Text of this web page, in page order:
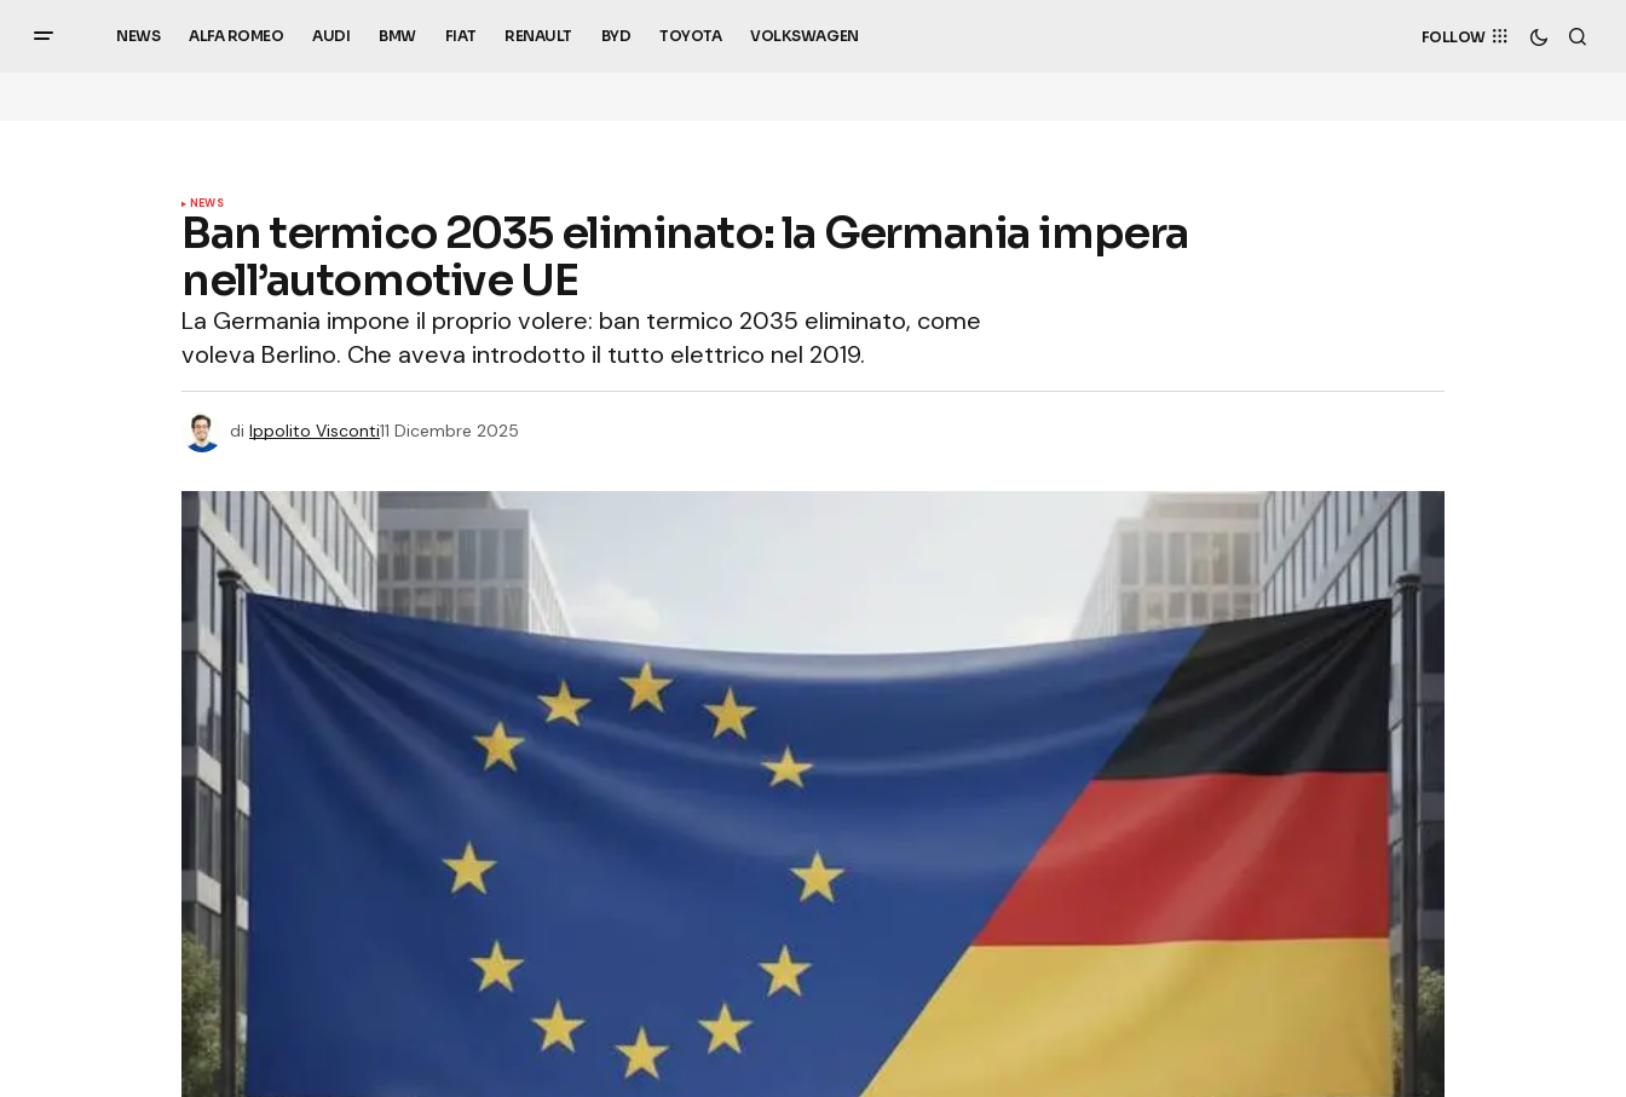
NEWS ALFA ROMEO AUDI BMW FIAT RENAULT BYD TOYOTA VOLKSWAGEN FOLLOW
NEWS
Ban termico 2035 eliminato: la Germania impera
nell’automotive UE
La Germania impone il proprio volere: ban termico 2035 eliminato, come
voleva Berlino. Che aveva introdotto il tutto elettrico nel 2019.
di Ippolito Visconti11 Dicembre 2025